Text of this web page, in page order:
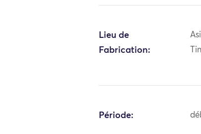
Lieu de
Fabrication:
Période: